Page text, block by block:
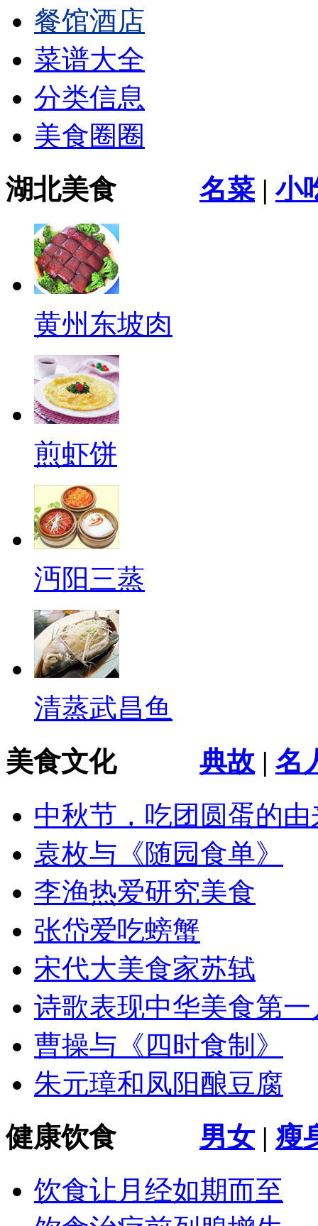
餐馆酒店
菜谱大全
分类信息
美食圈圈
湖北美食 名菜 |小
黄州东坡肉
煎虾饼
沔阳三蒸
清蒸武昌鱼
美食文化 典故 | 名
中秋节，吃团圆蛋的由
袁枚与《随园食单》
李渔热爱研究美食
张岱爱吃螃蟹
宋代大美食家苏轼
诗歌表现中华美食第
曹操与《四时食制》
朱元璋和凤阳酿豆腐
健康饮食 男女 | 瘦
饮食让月经如期而至